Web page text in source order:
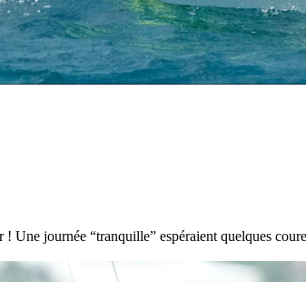
Un an déjà !
Source
Gitana Team
28 février 2025
Une journée “tranquille” espéraient quelques